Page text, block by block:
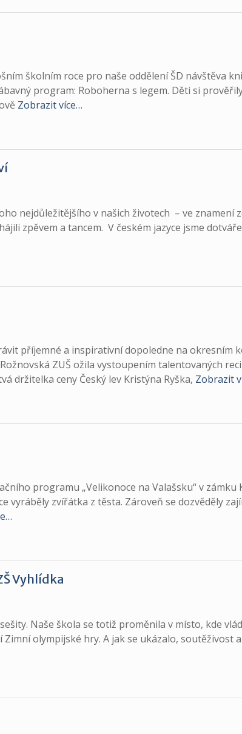
školním roce pro naše oddělení ŠD návštěva
program: Roboherna s legem. Děti si
Zobrazit více…
nejdůležitějšího v našich životech – ve znamení
zpěvem a tancem. V českém jazyce jsme
příjemné a inspirativní dopoledne na okresním
ZUŠ ožila vystoupením talentovaných
držitelka ceny Český lev Kristýna Ryška, Zobrazit
programu „Velikonoce na Valašsku“ v zámku
vyráběly zvířátka z těsta. Zároveň se dozvěděly
Vyhlídka
Naše škola se totiž proměnila v místo, kde
olympijské hry. A jak se ukázalo, soutěživost